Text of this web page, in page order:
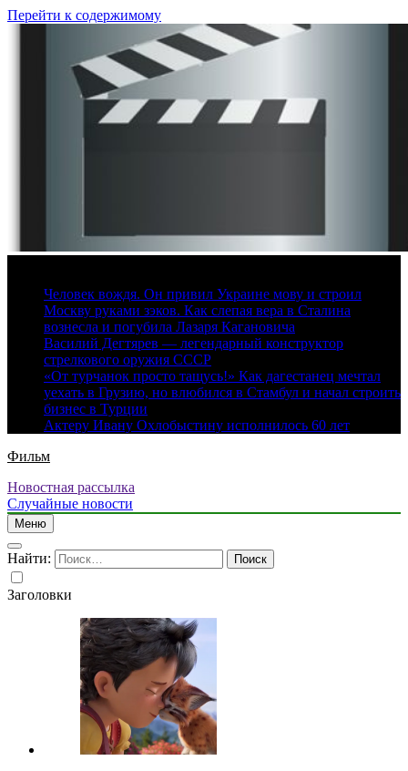
Перейти к содержимому
Человек вождя. Он привил Украине мову и строил
Москву руками зэков. Как слепая вера в Сталина
вознесла и погубила Лазаря Кагановича
Василий Дегтярев — легендарный конструктор
стрелкового оружия СССР
«От турчанок просто тащусь!» Как дагестанец мечтал
уехать в Грузию, но влюбился в Стамбул и начал строить
бизнес в Турции
Актеру Ивану Охлобыстину исполнилось 60 лет
Фильм
Новостная рассылка
Случайные новости
Меню
Найти:
Заголовки